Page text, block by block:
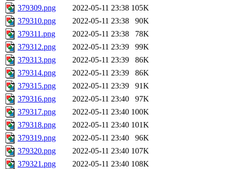
379309.png
2022-05-11 23:38 105K
379310.png
2022-05-11 23:38
90K
379311.png
2022-05-11 23:38
78K
379312.png
2022-05-11 23:39
99K
379313.png
2022-05-11 23:39
86K
379314.png
2022-05-11 23:39
86K
379315.png
2022-05-11 23:39
91K
379316.png
2022-05-11 23:40
97K
379317.png
2022-05-11 23:40 100K
379318.png
2022-05-11 23:40 101K
379319.png
2022-05-11 23:40
96K
379320.png
2022-05-11 23:40 107K
379321.png
2022-05-11 23:40 108K